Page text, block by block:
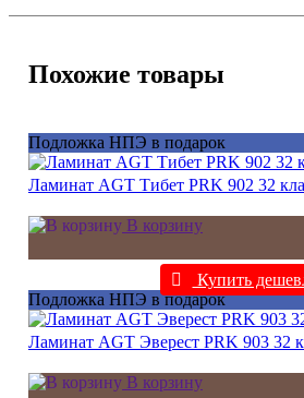
Похожие товары
Подложка НПЭ в подарок
Ламинат AGT Тибет PRK 902 32
В корзину
Купить
Подложка НПЭ в подарок
Ламинат AGT Эверест PRK 903 32
В корзину